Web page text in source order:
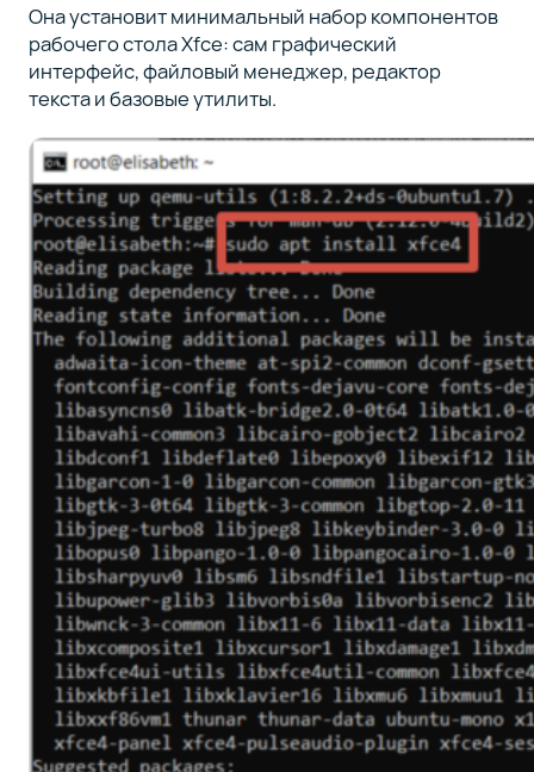
Она установит минимальный набор компонентов
рабочего стола Xfce: сам графический
интерфейс, файловый менеджер, редактор
текста и базовые утилиты.